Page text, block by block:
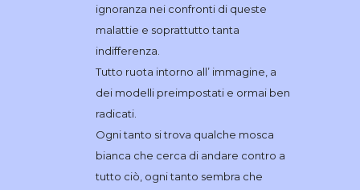
ignoranza nei confronti di queste
malattie e soprattutto tanta
indifferenza.
Tutto ruota intorno all’ immagine, a
dei modelli preimpostati e ormai ben
radicati.
Ogni tanto si trova qualche mosca
bianca che cerca di andare contro a
tutto ciò, ogni tanto sembra che